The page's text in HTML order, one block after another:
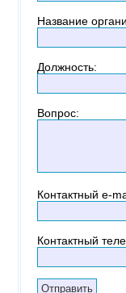
Название
Должность:
Вопрос:
Контактный e-
Контактный